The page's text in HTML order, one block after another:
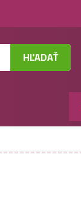
HĽADAŤ